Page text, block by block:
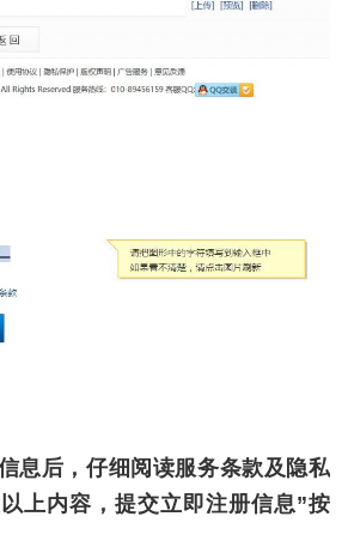
息后，仔细阅读服务条款及隐私
上内容，提交立即注册信息”按